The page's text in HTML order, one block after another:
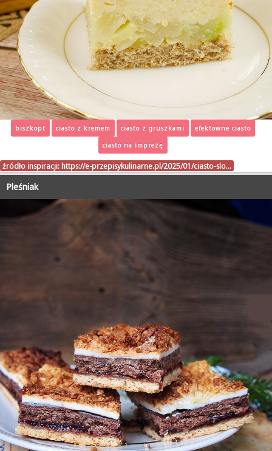
biszkopt ciasto z kremem ciasto z gruszkami
efektowne ciasto
ciasto na imprezę
źródło inspiracji: https://e-przepisykulinarne.pl/2025/01/ciasto-slo…
Pleśniak